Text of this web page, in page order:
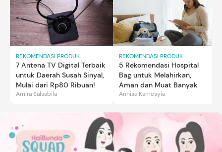
REKOMENDASI PRODUK
7 Antena TV Digital Terbaik
untuk Daerah Susah Sinyal,
Mulai dari Rp80 Ribuan!
Amira Salsabila
REKOMENDASI PRODUK
5 Rekomendasi Hospital
Bag untuk Melahirkan,
Aman dan Muat Banyak
Annisa Karnesyia